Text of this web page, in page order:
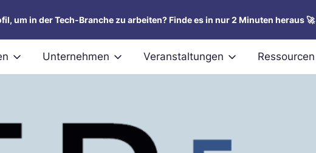
um in der Tech-Branche zu arbeiten? Finde es in nur 2 Minuten heraus 🚀
Unternehmen Veranstaltungen Ressourcen